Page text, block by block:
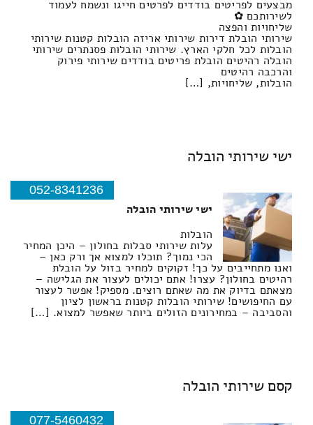
מבצעים לפריטים בודדים לפרטים חייגו ונשמח לעמוד
לשירותכם ✿
שליחויות והפצה
שירותי הובלת דירות שירותי אריזה הובלות קטנות שירותי
הובלות לכל חלקי הארץ. שירותי הובלות פסנתרים שירותי
הובלה רהיטים הובלת פריטים בודדים שירותי פירוק
והרכבה רהיטים
הובלות, שליחויות, […]
ישי שירותי הובלה
052-8341236
ישי שירותי הובלה
הובלות
עלות שירותי סבלות בחולון – היכן המחיר
הכי נמוך? תוכלו למצוא אך ורק כאן –
ואנו מתחייבים על כך! זקוקים למחיר בזול על הובלת
רהיטים בחולון? עצרו! אתם יכולים לעצור את הגלישה –
מצאתם בדיוק את מה שאתם רוצים. מספיק! אפשר לעצור
עם החיפושים! שירותי הובלות קטנות בראשון לציון
והסביבה – במחירונים הזולים ביותר שאפשר למצוא. […]
קסם שירותי הובלה
077-5460432